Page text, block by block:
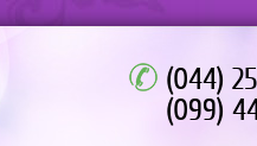
(044)
(099)